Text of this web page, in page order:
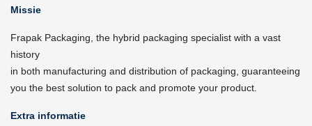
Missie
Frapak Packaging, the hybrid packaging specialist with a vast
history
in both manufacturing and distribution of packaging, guaranteeing
you the best solution to pack and promote your product.
Extra informatie